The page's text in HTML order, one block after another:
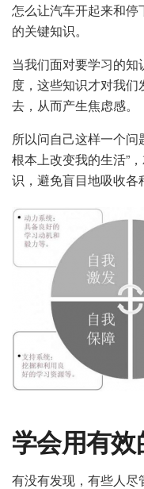
怎么让汽车开起来和
的关键知识。
当我们面对要学习的
度，这些知识才对我
去，从而产生焦虑感。
所以问自己这样一个问
根本上改变我的生活”
识，避免盲目地吸收各
学会用有
有没有发现，有些人尽